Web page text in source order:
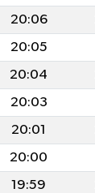
20:06
20:05
20:04
20:03
20:01
20:00
19:59